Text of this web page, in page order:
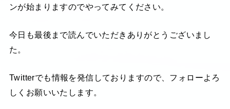
ンが始まりますのでやってみてください。
今日も最後まで読んでいただきありがとうございまし
た。
Twitterでも情報を発信しておりますので、フォローよろ
しくお願いいたします。